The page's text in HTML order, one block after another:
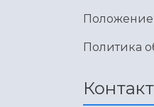
Положение
Политика